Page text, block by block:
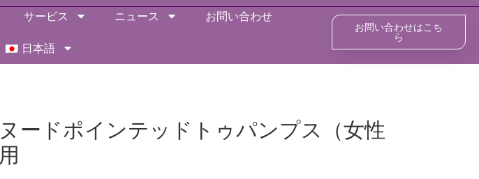
サービス ニュース お問い合わせ
日本語
お問い合わせはこち
ら
ヌードポインテッドトゥパンプス（女性
用